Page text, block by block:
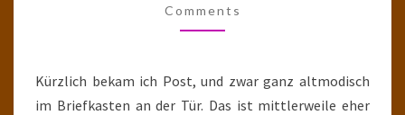
DER
STADT…
Comments
Kürzlich bekam ich Post, und zwar ganz altmodisch
im Briefkasten an der Tür. Das ist mittlerweile eher